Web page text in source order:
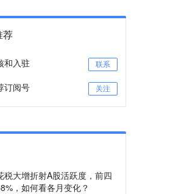
荐
和入驻 联系
订阅号 关注
税大增折射A股活跃度，前四
，如何看各月变化？